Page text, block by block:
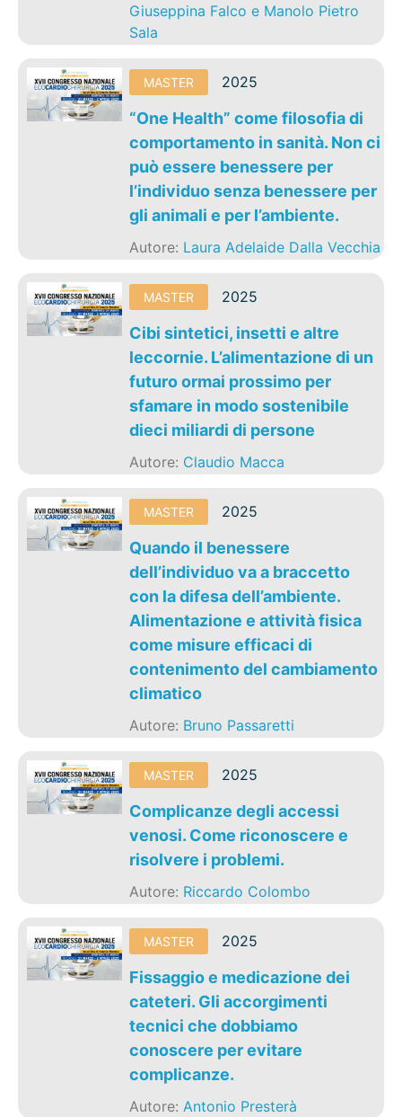
Giuseppina Falco e Manolo Pietro
Sala
MASTER 2025
“One Health” come filosofia di
comportamento in sanità. Non ci
può essere benessere per
l’individuo senza benessere per
gli animali e per l’ambiente.
Autore: Laura Adelaide Dalla Vecchia
MASTER 2025
Cibi sintetici, insetti e altre
leccornie. L’alimentazione di un
futuro ormai prossimo per
sfamare in modo sostenibile
dieci miliardi di persone
Autore: Claudio Macca
MASTER 2025
Quando il benessere
dell’individuo va a braccetto
con la difesa dell’ambiente.
Alimentazione e attività fisica
come misure efficaci di
contenimento del cambiamento
climatico
Autore: Bruno Passaretti
MASTER 2025
Complicanze degli accessi
venosi. Come riconoscere e
risolvere i problemi.
Autore: Riccardo Colombo
MASTER 2025
Fissaggio e medicazione dei
cateteri. Gli accorgimenti
tecnici che dobbiamo
conoscere per evitare
complicanze.
Autore:Antonio Presterà